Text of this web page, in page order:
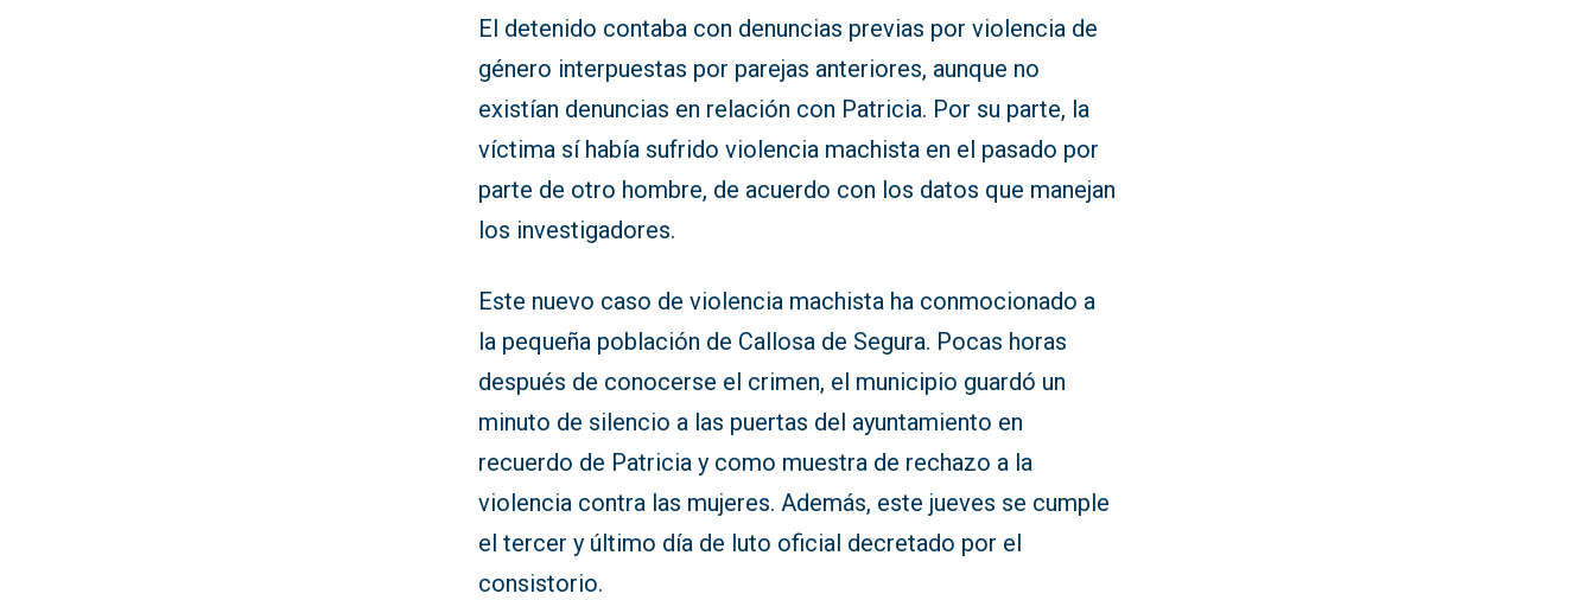
El detenido contaba con denuncias previas por violencia de
género interpuestas por parejas anteriores, aunque no
existían denuncias en relación con Patricia. Por su parte, la
víctima sí había sufrido violencia machista en el pasado por
parte de otro hombre, de acuerdo con los datos que manejan
los investigadores.
Este nuevo caso de violencia machista ha conmocionado a
la pequeña población de Callosa de Segura. Pocas horas
después de conocerse el crimen, el municipio guardó un
minuto de silencio a las puertas del ayuntamiento en
recuerdo de Patricia y como muestra de rechazo a la
violencia contra las mujeres. Además, este jueves se cumple
el tercer y último día de luto oficial decretado por el
consistorio.